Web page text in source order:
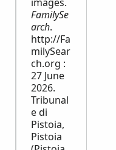
FamilySe
arch.
http://Fa
milySear
ch.org :
27 June
2026.
Tribunal
e di
Pistoia,
Pistoia